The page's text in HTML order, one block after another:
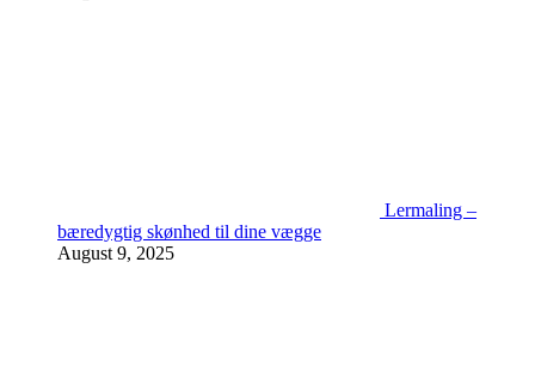
Lermaling –
bæredygtig skønhed til dine vægge
August 9, 2025